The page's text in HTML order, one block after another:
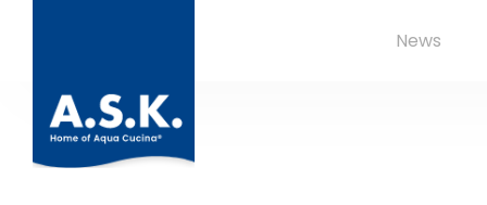
News